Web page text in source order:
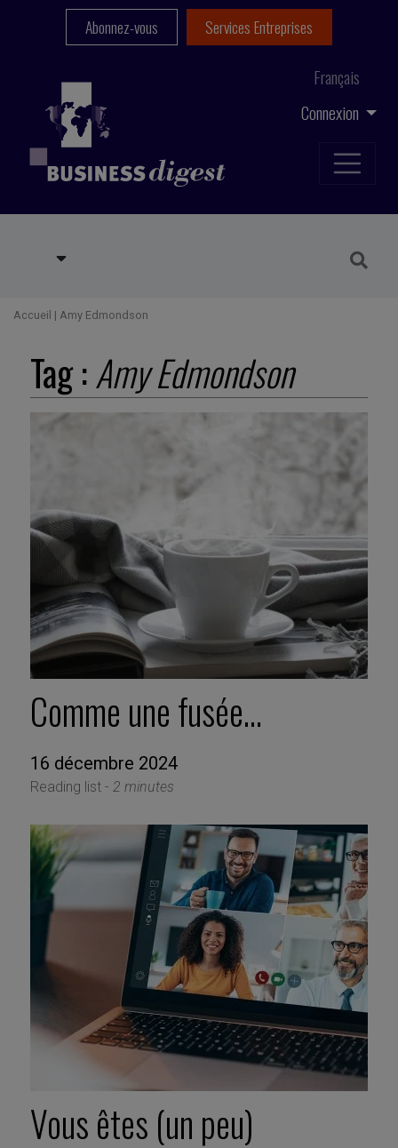
Connexion
Français
Abonnez-vous Services Entreprises
Accueil | Amy Edmondson
Tag :Amy Edmondson
Comme une fusée…
16 décembre 2024
Reading list - 2 minutes
Vous êtes (un peu)